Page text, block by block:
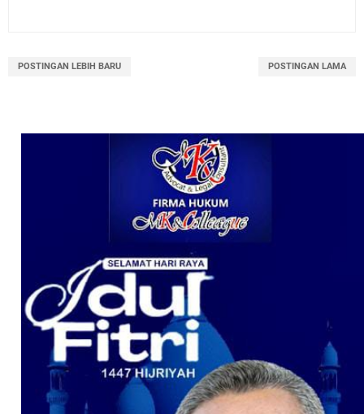
POSTINGAN LEBIH BARU POSTINGAN LAMA